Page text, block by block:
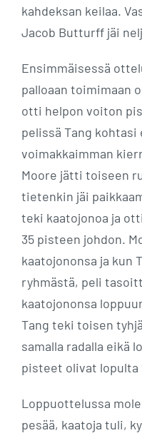
kahdeksan keilaa.
Jacob Butturff jäi
Ensimmäisessä
palloaan toimimaan
otti helpon voiton
pelissä Tang kohtasi
voimakkaimman
Moore jätti toiseen
tietenkin jäi
teki kaatojonoa ja
35 pisteen johdon.
kaatojononsa ja kun
ryhmästä, peli
kaatojononsa
Tang teki toisen
samalla radalla eikä
pisteet olivat lopulta
Loppuottelussa
pesää, kaatoja tuli,